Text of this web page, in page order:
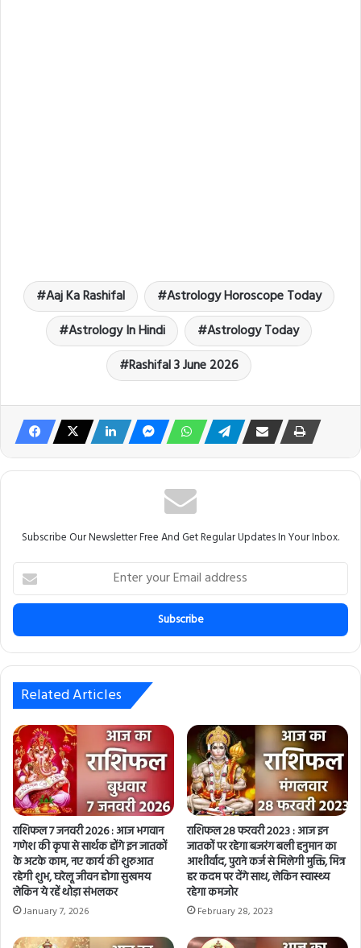
Aaj Ka Rashifal
Astrology Horoscope Today
Astrology In Hindi
Astrology Today
Rashifal 3 June 2026
Subscribe Our Newsletter Free And Get Regular Updates In Your Inbox.
E
t
r
y
o
r
m
a
i
l
a
d
d
r
e
s
s
Related Articles
राशिफल 7 जनवरी 2026 : आज भगवान
गणेश की कृपा से सार्थक होंगे इन जातकों
के अटके काम, नए कार्य की शुरुआत
रहेगी शुभ, घरेलू जीवन होगा सुखमय
लेकिन ये रहें थोड़ा संभलकर
January 7, 2026
राशिफल 28 फरवरी 2023 : आज इन
जातकों पर रहेगा बजरंग बली हनुमान का
आशीर्वाद, पुराने कर्ज से मिलेगी मुक्ति, मित्र
हर कदम पर देंगे साथ, लेकिन स्वास्थ्य
रहेगा कमजोर
February 28, 2023